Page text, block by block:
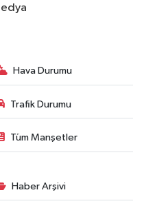
Hava Durumu
Trafik Durumu
Tüm Manşetler
Haber Arşivi